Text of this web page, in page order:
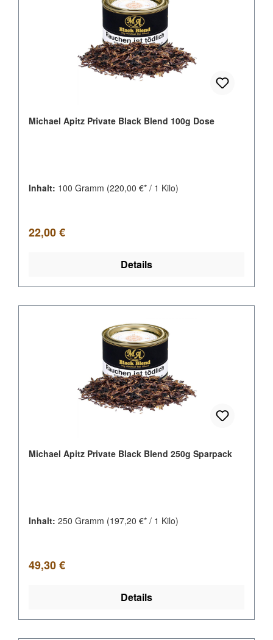
Michael Apitz Private Black Blend 100g Dose
Inhalt: 100 Gramm (220,00 €* / 1 Kilo)
Regulärer Preis:
22,00 €
Details
Michael Apitz Private Black Blend 250g Sparpack
Inhalt: 250 Gramm (197,20 €* / 1 Kilo)
Regulärer Preis:
49,30 €
Details